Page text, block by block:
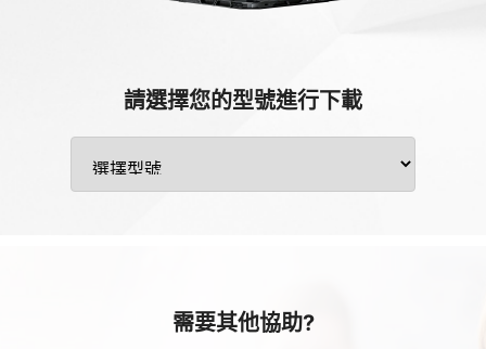
請選擇您的型號進行下載
需要其他協助?